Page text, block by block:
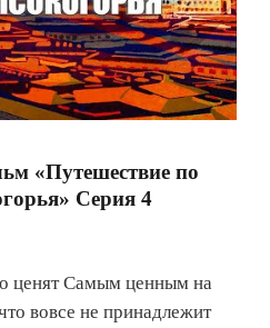
«Путешествие по
Серия 4
ценят Самым ценным на
вовсе не принадлежит